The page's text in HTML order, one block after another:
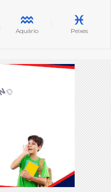
Aquário Peixes